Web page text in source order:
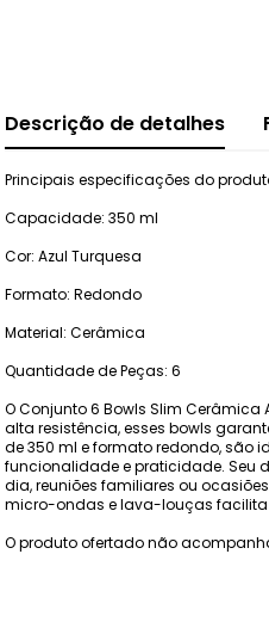
Descrição de detalhes
Principais especificações do
Capacidade: 350 ml
Cor: Azul Turquesa
Formato: Redondo
Material: Cerâmica
Quantidade de Peças: 6
O Conjunto 6 Bowls Slim
alta resistência, esses bowls
de 350 ml e formato redondo, são
funcionalidade e praticidade. Seu
dia, reuniões familiares ou
micro-ondas e lava-louças facilita
O produto ofertado não